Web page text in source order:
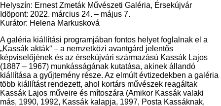
Helyszín: Ernest Zmeták Művészeti Galéria, Érsekújvár
Idöpont: 2022. március 24. – május 7.
Kurátor: Helena Markusková
A galéria kiállítási programjában fontos helyet foglalnak el a
„Kassák akták“ – a nemzetközi avantgárd jelentős
képviselőjének és az érsekújvári származású Kassák Lajos
(1887 – 1967) munkásságának kutatása, akinek állandó
kiállítása a gyűjtemény része. Az elmúlt évtizedekben a galéria
több kiállítást rendezett, ahol kortárs művészek reagáltak
Kassák Lajos műveire és mítoszára (Amikor Kassák valaki
más, 1990, 1992, Kassák kalapja, 1997, Posta Kassáknak,